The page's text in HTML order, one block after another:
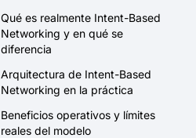
Qué es realmente Intent-Based
Networking y en qué se
diferencia
Arquitectura de Intent-Based
Networking en la práctica
Beneficios operativos y límites
reales del modelo